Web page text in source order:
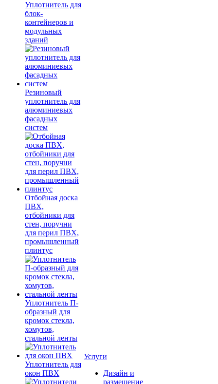
Уплотнитель для
блок-
контейнеров и
модульных
зданий
Резиновый
уплотнитель для
алюминиевых
фасадных
систем
Отбойная доска
ПВХ,
отбойники для
стен, поручни
для перил ПВХ,
промышленный
плинтус
Уплотнитель П-
образный для
кромок стекла,
хомутов,
стальной ленты
Уплотнитель для
окон ПВХ
Услуги
Дизайн и
размещение